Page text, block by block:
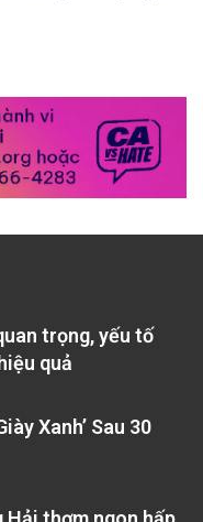
trọng, yếu tố
quả
Xanh’ Sau 30